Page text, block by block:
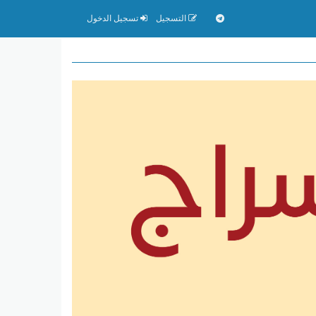
التسجيل تسجيل الدخول